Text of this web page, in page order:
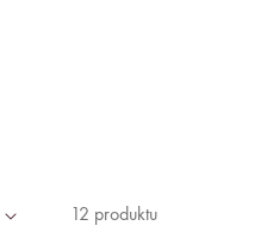
12 produktu